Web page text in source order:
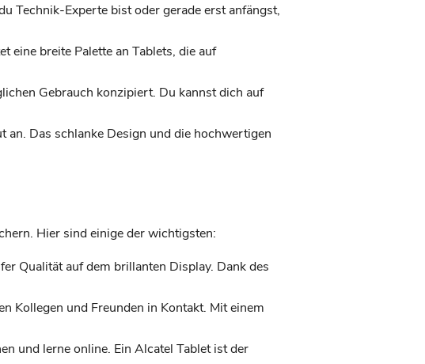
Technik-Experte bist oder gerade erst anfängst,
eine breite Palette an Tablets, die auf
Gebrauch konzipiert. Du kannst dich auf
an. Das schlanke Design und die hochwertigen
Hier sind einige der wichtigsten:
Qualität auf dem brillanten Display. Dank des
Kollegen und Freunden in Kontakt. Mit einem
und lerne online. Ein Alcatel Tablet ist der